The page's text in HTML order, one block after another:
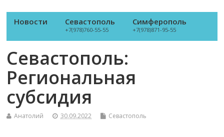
Новости Севастополь
+7(978)760-55-55
Симферополь
+7(978)871-95-55
Севастополь:
Региональная
субсидия
Анатолий 30.09.2022 Севастополь